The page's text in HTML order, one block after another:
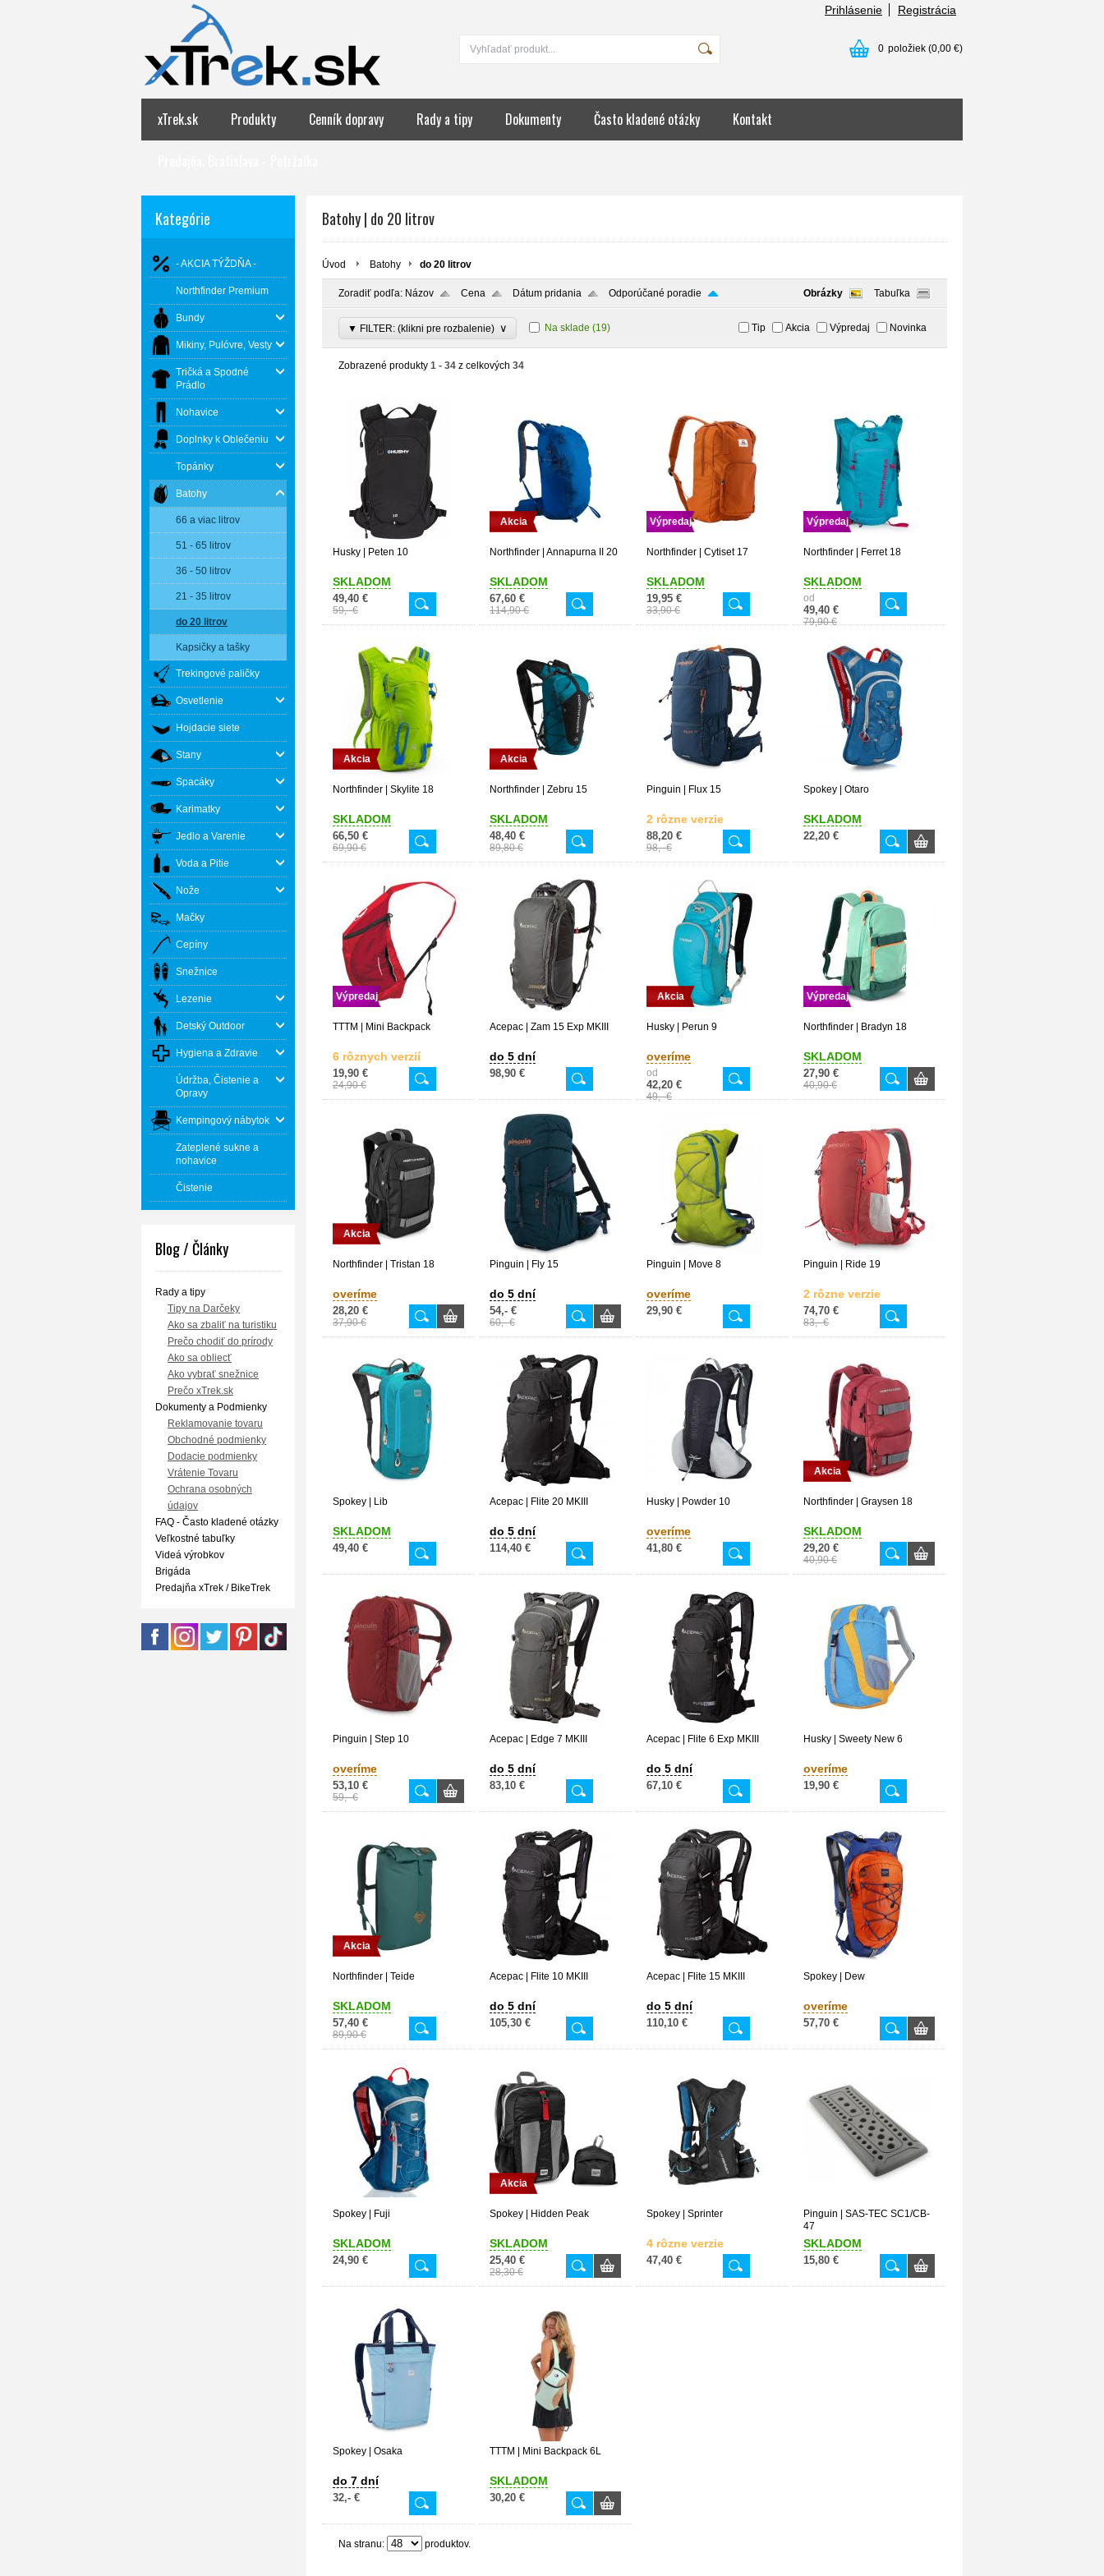
Prihlásenie Registrácia
0 položiek (0,00 €)
xTrek.sk Produkty Cenník dopravy Rady a tipy Dokumenty Často kladené otázky Kontakt
Kategórie
- AKCIA TÝŽDŇA -
Northfinder Premium
Bundy
Mikiny, Pulóvre, Vesty
Tričká a Spodné
Prádlo
Nohavice
Doplnky k Oblečeniu
Topánky
Batohy
66 a viac litrov
51 - 65 litrov
36 - 50 litrov
21 - 35 litrov
do 20 litrov
Kapsičky a tašky
Trekingové paličky
Osvetlenie
Hojdacie siete
Stany
Spacáky
Karimatky
Jedlo a Varenie
Voda a Pitie
Nože
Mačky
Cepíny
Snežnice
Lezenie
Detský Outdoor
Hygiena a Zdravie
Údržba, Čistenie a
Opravy
Kempingový nábytok
Zateplené sukne a
nohavice
Čistenie
Blog / Články
Rady a tipy
Tipy na Darčeky
Ako sa zbaliť na turistiku
Prečo chodiť do prírody
Ako sa obliecť
Ako vybrať snežnice
Prečo xTrek.sk
Dokumenty a Podmienky
Reklamovanie tovaru
Obchodné podmienky
Dodacie podmienky
Vrátenie Tovaru
Ochrana osobných
údajov
FAQ - Často kladené otázky
Veľkostné tabuľky
Videá výrobkov
Brigáda
Predajňa xTrek / BikeTrek
Batohy | do 20 litrov
Úvod Batohy do 20 litrov
Zoradiť podľa: Názov Cena Dátum pridania Odporúčané poradie Obrázky Tabuľka
▼ FILTER: (klikni pre rozbalenie) ∨ Na sklade (19) Tip Akcia Výpredaj Novinka
Zobrazené produkty 1 - 34 z celkových 34
Husky | Peten 10
SKLADOM
49,40 €
59,- €
Akcia
Northfinder | Annapurna II 20
SKLADOM
67,60 €
114,90 €
Výpredaj
Northfinder | Cytiset 17
SKLADOM
19,95 €
33,90 €
Výpredaj
Northfinder | Ferret 18
SKLADOM
od
49,40 €
79,90 €
Akcia
Northfinder | Skylite 18
SKLADOM
66,50 €
69,90 €
Akcia
Northfinder | Zebru 15
SKLADOM
48,40 €
89,80 €
Pinguin | Flux 15
2 rôzne verzie
88,20 €
98,- €
Spokey | Otaro
SKLADOM
22,20 €
Výpredaj
TTTM | Mini Backpack
6 rôznych verzií
19,90 €
24,90 €
Acepac | Zam 15 Exp MKIII
do 5 dní
98,90 €
Akcia
Husky | Perun 9
overíme
od
42,20 €
49,- €
Výpredaj
Northfinder | Bradyn 18
SKLADOM
27,90 €
40,90 €
Akcia
Northfinder | Tristan 18
overíme
28,20 €
37,90 €
Pinguin | Fly 15
do 5 dní
54,- €
60,- €
Pinguin | Move 8
overíme
29,90 €
Pinguin | Ride 19
2 rôzne verzie
74,70 €
83,- €
Spokey | Lib
SKLADOM
49,40 €
Acepac | Flite 20 MKIII
do 5 dní
114,40 €
Husky | Powder 10
overíme
41,80 €
Akcia
Northfinder | Graysen 18
SKLADOM
29,20 €
40,90 €
Pinguin | Step 10
overíme
53,10 €
59,- €
Acepac | Edge 7 MKIII
do 5 dní
83,10 €
Acepac | Flite 6 Exp MKIII
do 5 dní
67,10 €
Husky | Sweety New 6
overíme
19,90 €
Akcia
Northfinder | Teide
SKLADOM
57,40 €
89,90 €
Acepac | Flite 10 MKIII
do 5 dní
105,30 €
Acepac | Flite 15 MKIII
do 5 dní
110,10 €
Spokey | Dew
overíme
57,70 €
Spokey | Fuji
SKLADOM
24,90 €
Akcia
Spokey | Hidden Peak
SKLADOM
25,40 €
28,30 €
Spokey | Sprinter
4 rôzne verzie
47,40 €
Pinguin | SAS-TEC SC1/CB-
47
SKLADOM
15,80 €
Spokey | Osaka
do 7 dní
32,- €
TTTM | Mini Backpack 6L
SKLADOM
30,20 €
Na stranu: produktov.